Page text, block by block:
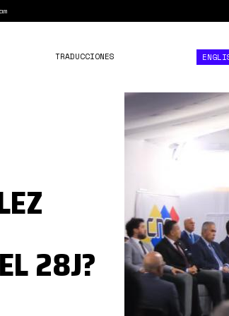
TRADUCCIONES
3g.jpeg
28J?